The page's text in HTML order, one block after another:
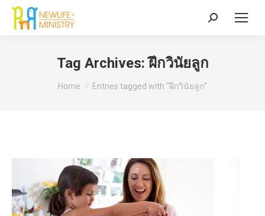
Search:
Tag Archives:ฝึกวินัยลูก
You are here:
Home Entries tagged with "ฝึกวินัยลูก"